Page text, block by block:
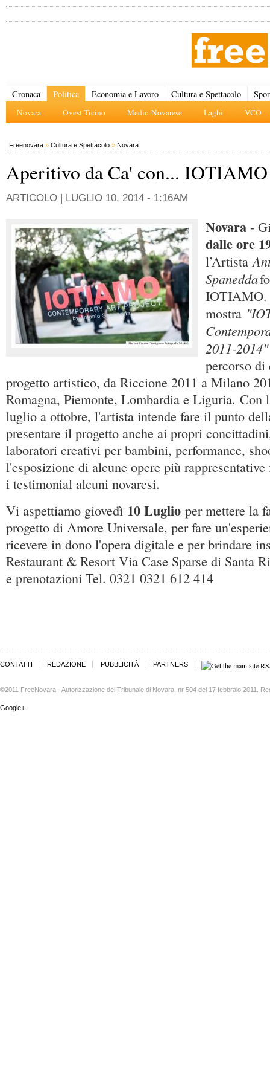
Cronaca Politica
Novara Ovest-Ticino Medio-Novarese Laghi VCO
Economia e Lavoro Cultura e Spettacolo
Freenovara » Cultura e Spettacolo » Novara
Aperitivo da Ca' con... IOTIAMO
ARTICOLO | LUGLIO 10, 2014 - 1:16AM
Novara -
dalle ore
l’Artista
Spanedda
IOTIAMO.
mostra
2011-2014"
percorso di
progetto artistico, da Riccione 2011 a Milano
Romagna, Piemonte, Lombardia e Liguria. Con
luglio a ottobre, l'artista intende fare il punto
presentare il progetto anche ai propri
laboratori creativi per bambini, performance,
l'esposizione di alcune opere più
i testimonial alcuni novaresi.
Vi aspettiamo giovedì 10 Luglio per mettere la
progetto di Amore Universale, per fare
ricevere in dono l'opera digitale e per brindare
Restaurant & Resort Via Case Sparse di Santa
e prenotazioni Tel. 0321 0321 612 414
CONTATTI REDAZIONE PUBBLICITÀ PARTNERS
©2011 FreeNovara - Autorizzazione del Tribunale di Novara, nr 504 del 17 febbraio 2011.
Google+